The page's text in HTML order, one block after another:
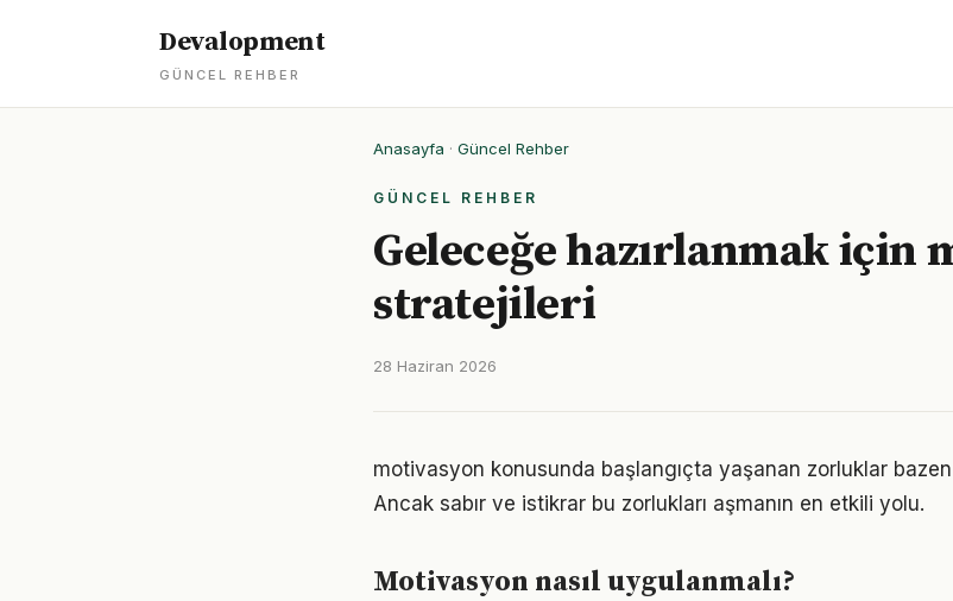
Devalopment
GÜNCEL REHBER
Anasayfa · Güncel Rehber
GÜNCEL REHBER
Geleceğe hazırlanmak için
stratejileri
28 Haziran 2026
motivasyon konusunda başlangıçta yaşanan zorluklar
Ancak sabır ve istikrar bu zorlukları aşmanın en etkili yolu.
Motivasyon nasıl uygulanmalı?